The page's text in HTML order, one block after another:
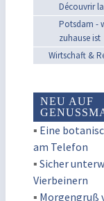
Découvrir
Potsdam -
zuhause ist
Wirtschaft &
NEU AUF
▪ Eine
am Telefon
▪ Sicher
Vierbeinern
▪ Morgengruß